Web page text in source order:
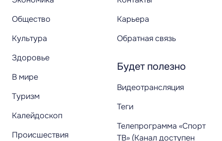
Общество
Культура
Здоровье
В мире
Туризм
Калейдоскоп
Происшествия
Карьера
Обратная связь
Будет полезно
Видеотрансляция
Теги
Телепрограмма «Спорт
ТВ» (Канал доступен